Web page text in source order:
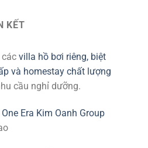
KẾT
villa hồ bơi riêng, biệt
và homestay chất lượng
cầu nghỉ dưỡng.
One Era Kim Oanh Group